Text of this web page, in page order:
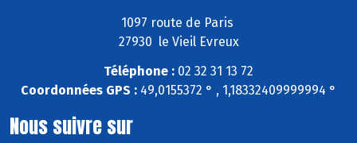
1097 route de Paris
27930 le Vieil Evreux
Téléphone : 02 32 31 13 72
Coordonnées GPS : 49,0155372 ° , 1,18332409999994 °
Nous suivre sur